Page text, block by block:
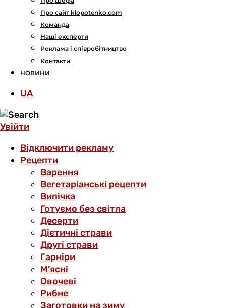
Про сайт klopotenko.com
Команда
Наші експерти
Реклама і співробітництво
Контакти
НОВИНИ
UA
Увійти
Відключити рекламу
Рецепти
Варення
Вегетаріанські рецепти
Випічка
Готуємо без світла
Десерти
Дієтичні страви
Другі страви
Гарніри
М’ясні
Овочеві
Рибне
Заготовки на зиму